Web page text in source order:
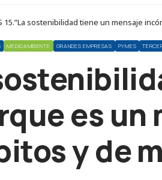
sostenibilidad tiene un mensaje
MEDIOAMBIENTE GRANDES EMPRESAS PYMES
es un
y de